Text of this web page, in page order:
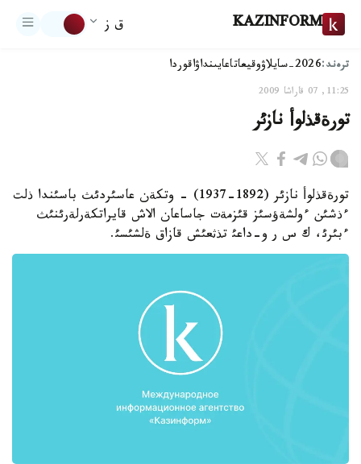
KAZINFORM ق ز
ترەند:2026-سايلاۋ وقيعاتاعايىنداۋاقوردا
11:25, 07 قاراشا 2009
تورةقذلوأ نازئر
تورةقذلوأ نازئر (1892-1937) - وتكةن عاسئردئث باسئندا ذلت
ءذشئن ءولشةؤسئز قئزمةت جاساعان الاش قايراتكةرلةرئنئث
ءبئرئ، ك س ر و-داعئ تذثعئش قازاق ةلشئسئ.